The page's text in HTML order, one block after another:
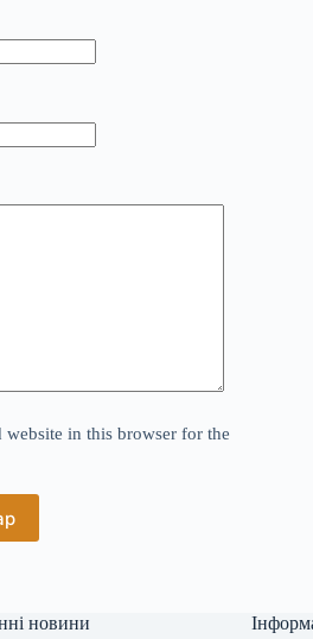
website in this browser for the
новини